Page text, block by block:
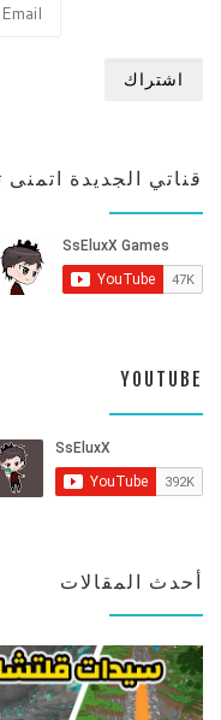
قناتي الجديدة اتمنى
YOUTUBE
أحدث المقالات